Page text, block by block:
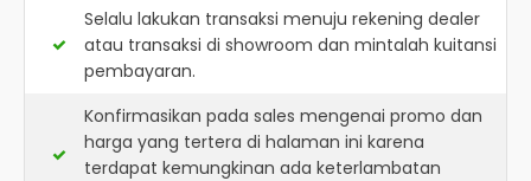
Selalu lakukan transaksi menuju rekening dealer
atau transaksi di showroom dan mintalah kuitansi
pembayaran.
Konfirmasikan pada sales mengenai promo dan
harga yang tertera di halaman ini karena
terdapat kemungkinan ada keterlambatan